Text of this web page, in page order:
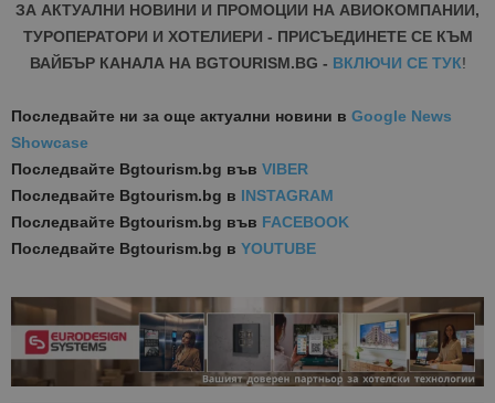
ЗА АКТУАЛНИ НОВИНИ И ПРОМОЦИИ НА АВИОКОМПАНИИ,
ТУРОПЕРАТОРИ И ХОТЕЛИЕРИ - ПРИСЪЕДИНЕТЕ СЕ КЪМ
ВАЙБЪР КАНАЛА НА BGTOURISM.BG - ВКЛЮЧИ СЕ ТУК!
Последвайте ни за още актуални новини в Google News
Showcase
Последвайте Bgtourism.bg във VIBER
Последвайте Bgtourism.bg в INSTAGRAM
Последвайте Bgtourism.bg във FACEBOOK
Последвайте Bgtourism.bg в YOUTUBE